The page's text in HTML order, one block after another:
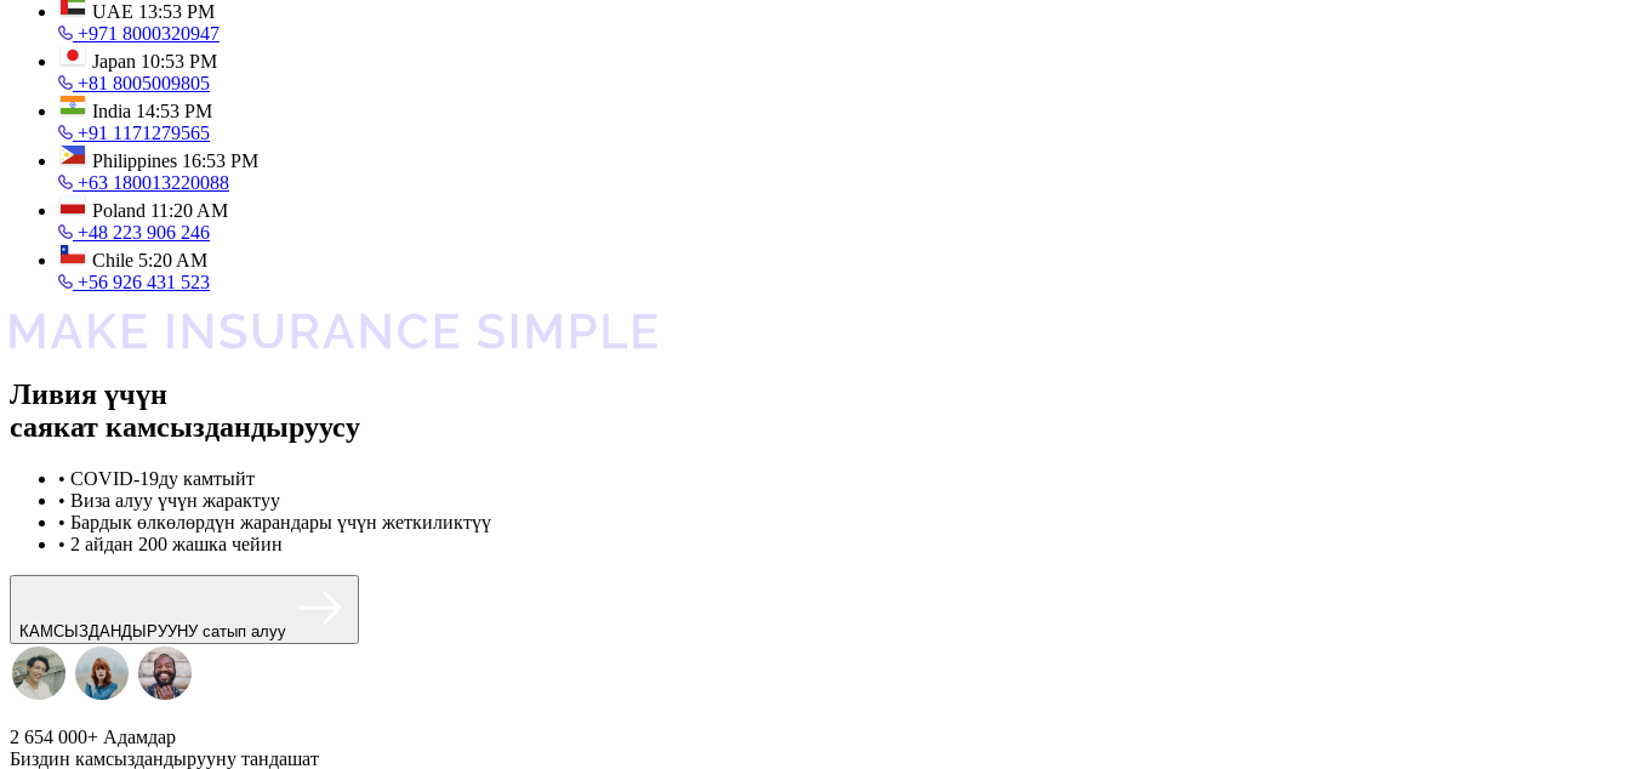
UAE 13:53 PM
+971 8000320947
Japan 10:53 PM
+81 8005009805
India 14:53 PM
+91 1171279565
Philippines 16:53 PM
+63 180013220088
Poland 11:20 AM
+48 223 906 246
Chile 5:20 AM
+56 926 431 523
Ливия үчүн
саякат камсыздандыруусу
• COVID-19ду камтыйт
• Виза алуу үчүн жарактуу
• Бардык өлкөлөрдүн жарандары үчүн жеткиликтүү
• 2 айдан 200 жашка чейин
КАМСЫЗДАНДЫРУУНУ сатып алуу
2 654 000+ Адамдар
Биздин камсыздандырууну тандашат